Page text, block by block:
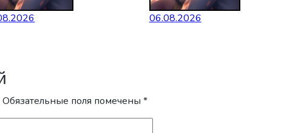
06.08.2026
Обязательные поля помечены *